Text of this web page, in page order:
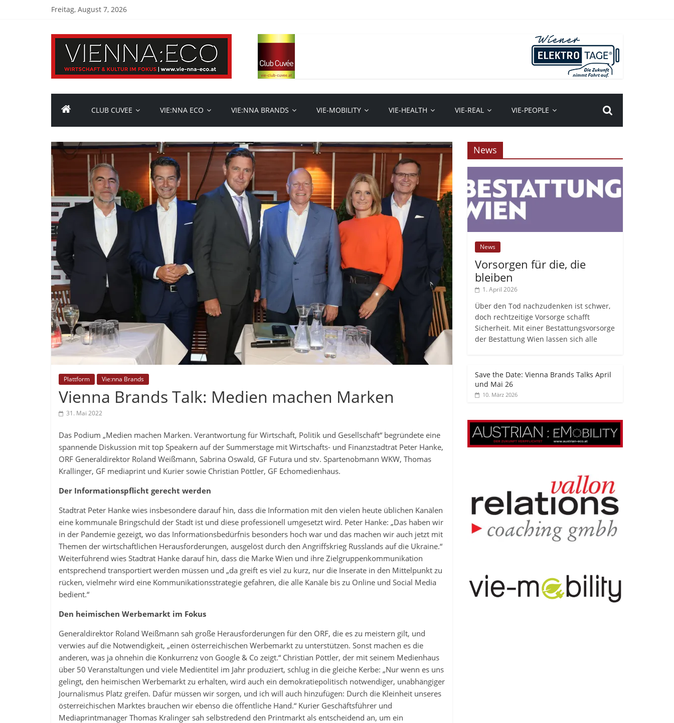
Freitag, August 7, 2026
CLUB CUVEE VIE:NNA ECO VIE:NNA BRANDS VIE-MOBILITY VIE-HEALTH VIE-REAL VIE-PEOPLE
Plattform Vie:nna Brands
Vienna Brands Talk: Medien machen Marken
31. Mai 2022
Das Podium „Medien machen Marken. Verantwortung für Wirtschaft, Politik und Gesellschaft“ begründete eine
spannende Diskussion mit top Speakern auf der Summerstage mit Wirtschafts- und Finanzstadtrat Peter Hanke,
ORF Generaldirektor Roland Weißmann, Sabrina Oswald, GF Futura und stv. Spartenobmann WKW, Thomas
Krallinger, GF mediaprint und Kurier sowie Christian Pöttler, GF Echomedienhaus.
Der Informationspflicht gerecht werden
Stadtrat Peter Hanke wies insbesondere darauf hin, dass die Information mit den vielen heute üblichen Kanälen
eine kommunale Bringschuld der Stadt ist und diese professionell umgesetzt wird. Peter Hanke: „Das haben wir
in der Pandemie gezeigt, wo das Informationsbedürfnis besonders hoch war und das machen wir auch jetzt mit
Themen der wirtschaftlichen Herausforderungen, ausgelöst durch den Angriffskrieg Russlands auf die Ukraine.“
Weiterführend wies Stadtrat Hanke darauf hin, dass die Marke Wien und ihre Zielgruppenkommunikation
entsprechend transportiert werden müssen und „da greift es viel zu kurz, nur die Inserate in den Mittelpunkt zu
rücken, vielmehr wird eine Kommunikationsstrategie gefahren, die alle Kanäle bis zu Online und Social Media
bedient.“
Den heimischen Werbemarkt im Fokus
Generaldirektor Roland Weißmann sah große Herausforderungen für den ORF, die es zu meistern gilt, und
verwies auf die Notwendigkeit, „einen österreichischen Werbemarkt zu unterstützen. Sonst machen es die
anderen, was ja ohnehin die Konkurrenz von Google & Co zeigt.“ Christian Pöttler, der mit seinem Medienhaus
über 50 Veranstaltungen und viele Medientitel im Jahr produziert, schlug in die gleiche Kerbe: „Nur wenn es uns
gelingt, den heimischen Werbemarkt zu erhalten, wird auch ein demokratiepolitisch notwendiger, unabhängiger
Journalismus Platz greifen. Dafür müssen wir sorgen, und ich will auch hinzufügen: Durch die Kleinheit unseres
österreichischen Marktes brauchen wir ebenso die öffentliche Hand.“ Kurier Geschäftsführer und
Mediaprintmanager Thomas Kralinger sah selbstredend den Printmarkt als entscheidend an, um ein
News
News
Vorsorgen für die, die
bleiben
1. April 2026
Über den Tod nachzudenken ist schwer,
doch rechtzeitige Vorsorge schafft
Sicherheit. Mit einer Bestattungsvorsorge
der Bestattung Wien lassen sich alle
Save the Date: Vienna Brands Talks April
und Mai 26
10. März 2026